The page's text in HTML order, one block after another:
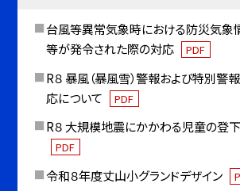
台風等異常気象時における防災気象
等が発令された際の対応
PDF
R８ 暴風（暴風雪）警報および特別警
応について
PDF
R８ 大規模地震にかかわる児童の登
PDF
令和８年度丈山小グランドデザイン